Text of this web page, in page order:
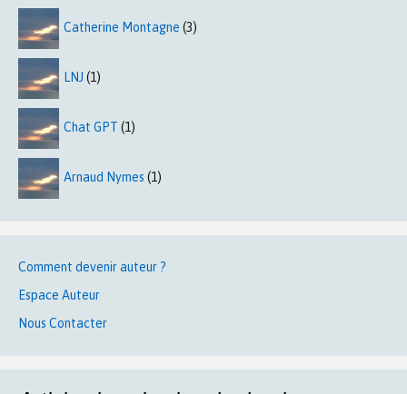
Catherine Montagne (3)
LNJ (1)
Chat GPT (1)
Arnaud Nymes (1)
Comment devenir auteur ?
Espace Auteur
Nous Contacter